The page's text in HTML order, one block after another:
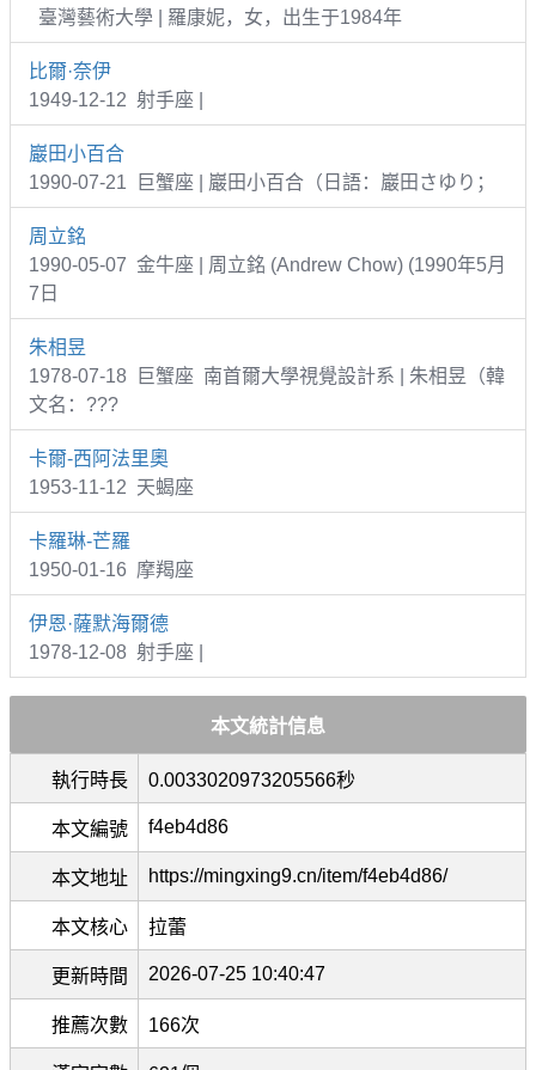
臺灣藝術大學 | 羅康妮，女，出生于1984年
比爾·奈伊
1949-12-12 射手座 |
巖田小百合
1990-07-21 巨蟹座 | 巖田小百合（日語：巖田さゆり；
周立銘
1990-05-07 金牛座 | 周立銘 (Andrew Chow) (1990年5月
7日
朱相昱
1978-07-18 巨蟹座 南首爾大學視覺設計系 | 朱相昱（韓
文名：???
卡爾-西阿法里奧
1953-11-12 天蝎座
卡羅琳-芒羅
1950-01-16 摩羯座
伊恩·薩默海爾德
1978-12-08 射手座 |
本文統計信息
執行時長 0.0033020973205566秒
本文編號 f4eb4d86
本文地址 https://mingxing9.cn/item/f4eb4d86/
本文核心 拉蕾
更新時間 2026-07-25 10:40:47
推薦次數 166次